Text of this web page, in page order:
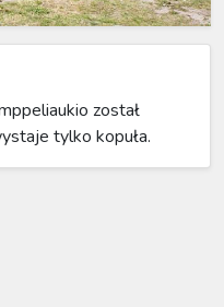
został
tylko kopuła.